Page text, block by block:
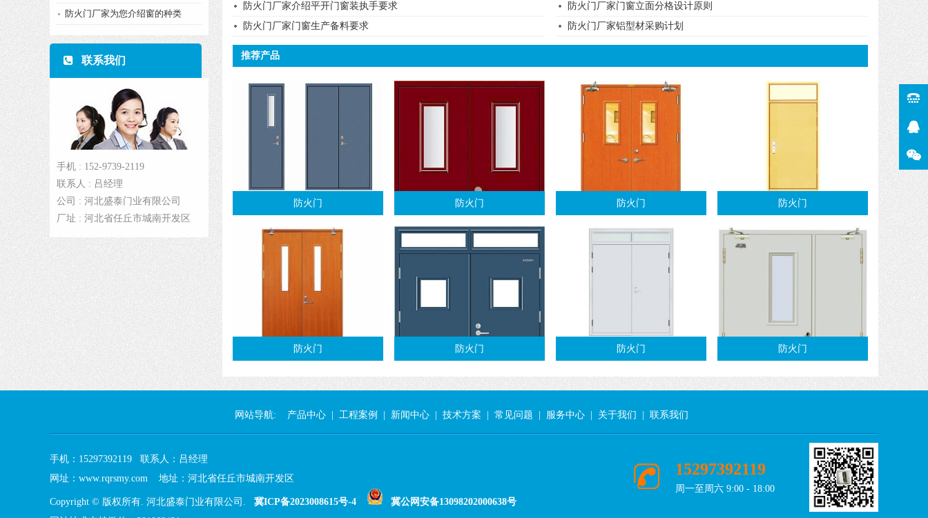
防火门厂家为您介绍窗的种类
联系我们
手机 : 152-9739-2119
联系人 : 吕经理
公司 : 河北盛泰门业有限公司
厂址 : 河北省任丘市城南开发区
防火门厂家介绍平开门窗装执手要求
防火门厂家门窗立面分格设计原则
防火门厂家门窗生产备料要求
防火门厂家铝型材采购计划
推荐产品
防火门 防火门 防火门 防火门
防火门 防火门 防火门 防火门
网站导航: 产品中心 工程案例 新闻中心 技术方案 常见问题 服务中心 关于我们 联系我们
手机：15297392119 联系人：吕经理
网址：www.rqrsmy.com 地址：河北省任丘市城南开发区
Copyright © 版权所有. 河北盛泰门业有限公司. 冀ICP备2023008615号-4
冀公网安备13098202000638号
15297392119
周一至周六 9:00 - 18:00